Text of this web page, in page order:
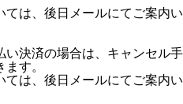
は、後日メールにてご案内い
決済の場合は、キャンセル手
す。
は、後日メールにてご案内い